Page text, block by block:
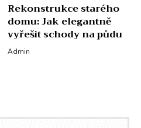
Rekonstrukce starého
domu: Jak elegantně
vyřešit schody na půdu
Admin